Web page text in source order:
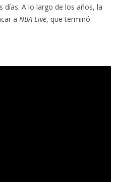
días. A lo largo de los años, la
a NBA Live, que terminó